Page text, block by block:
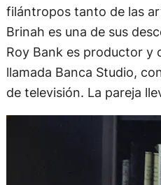
filántropos tanto de las
Brinah es una de sus
Roy Bank es productor y
llamada Banca Studio,
de televisión. La pareja